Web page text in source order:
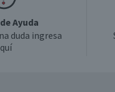
Ayuda
duda ingresa